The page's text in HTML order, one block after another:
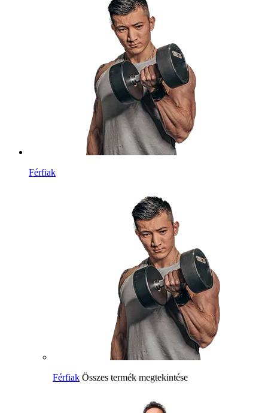
Férfiak
Férfiak Összes termék megtekintése